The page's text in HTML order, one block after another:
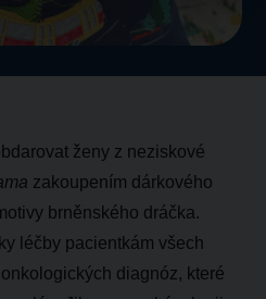
ženy z neziskové
zakoupením dárkového
brněnského dráčka.
léčby pacientkám všech
diagnóz, které